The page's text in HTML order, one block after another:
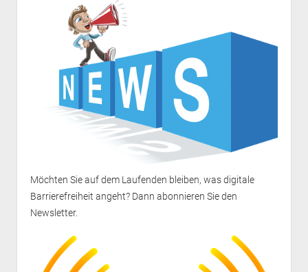
Möchten Sie auf dem Laufenden bleiben, was digitale
Barrierefreiheit angeht? Dann abonnieren Sie den
Newsletter.